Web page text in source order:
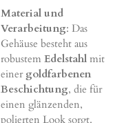
Material und
Verarbeitung: Das
Gehäuse besteht aus
robustem Edelstahlmit
einer goldfarbenen
Beschichtung, die für
einen glänzenden,
polierten Look sorgt.